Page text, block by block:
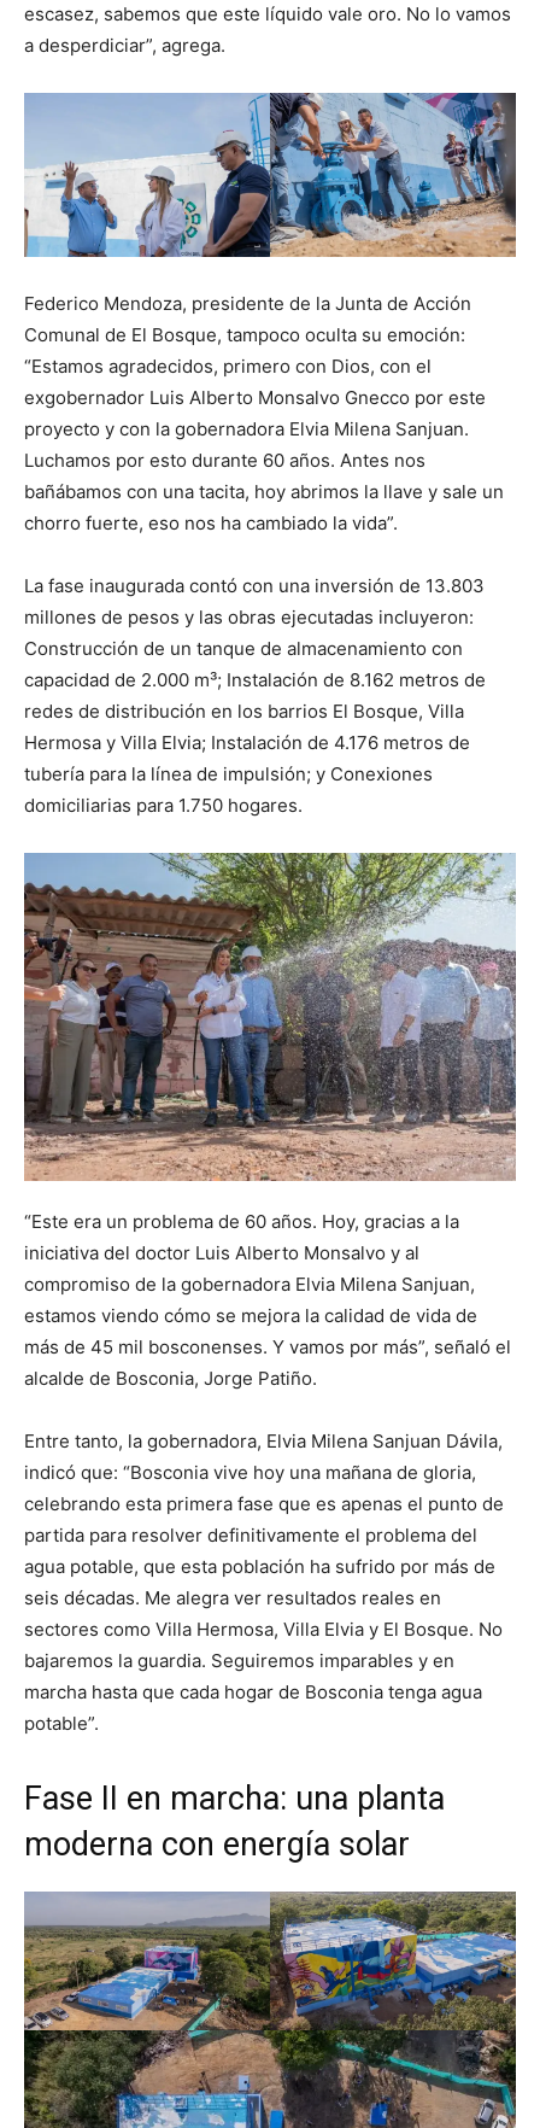
escasez, sabemos que este líquido vale oro. No lo vamos
a desperdiciar”, agrega.
Federico Mendoza, presidente de la Junta de Acción
Comunal de El Bosque, tampoco oculta su emoción:
“Estamos agradecidos, primero con Dios, con el
exgobernador Luis Alberto Monsalvo Gnecco por este
proyecto y con la gobernadora Elvia Milena Sanjuan.
Luchamos por esto durante 60 años. Antes nos
bañábamos con una tacita, hoy abrimos la llave y sale un
chorro fuerte, eso nos ha cambiado la vida”.
La fase inaugurada contó con una inversión de 13.803
millones de pesos y las obras ejecutadas incluyeron:
Construcción de un tanque de almacenamiento con
capacidad de 2.000 m³; Instalación de 8.162 metros de
redes de distribución en los barrios El Bosque, Villa
Hermosa y Villa Elvia; Instalación de 4.176 metros de
tubería para la línea de impulsión; y Conexiones
domiciliarias para 1.750 hogares.
“Este era un problema de 60 años. Hoy, gracias a la
iniciativa del doctor Luis Alberto Monsalvo y al
compromiso de la gobernadora Elvia Milena Sanjuan,
estamos viendo cómo se mejora la calidad de vida de
más de 45 mil bosconenses. Y vamos por más”, señaló el
alcalde de Bosconia, Jorge Patiño.
Entre tanto, la gobernadora, Elvia Milena Sanjuan Dávila,
indicó que: “Bosconia vive hoy una mañana de gloria,
celebrando esta primera fase que es apenas el punto de
partida para resolver definitivamente el problema del
agua potable, que esta población ha sufrido por más de
seis décadas. Me alegra ver resultados reales en
sectores como Villa Hermosa, Villa Elvia y El Bosque. No
bajaremos la guardia. Seguiremos imparables y en
marcha hasta que cada hogar de Bosconia tenga agua
potable”.
Fase II en marcha: una planta
moderna con energía solar